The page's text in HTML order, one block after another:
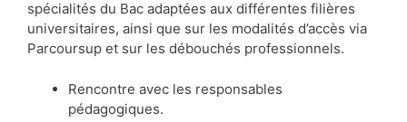
spécialités du Bac adaptées aux différentes filières
universitaires, ainsi que sur les modalités d’accès via
Parcoursup et sur les débouchés professionnels.
Rencontre avec les responsables
pédagogiques.